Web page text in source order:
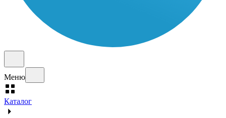
Меню
Каталог